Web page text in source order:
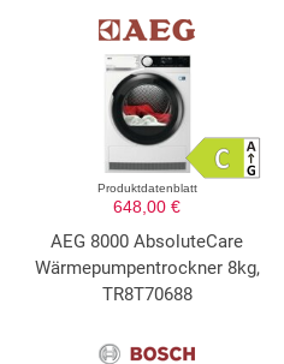
Produktdatenblatt
648,00 €
AEG 8000 AbsoluteCare
Wärmepumpentrockner 8kg,
TR8T70688